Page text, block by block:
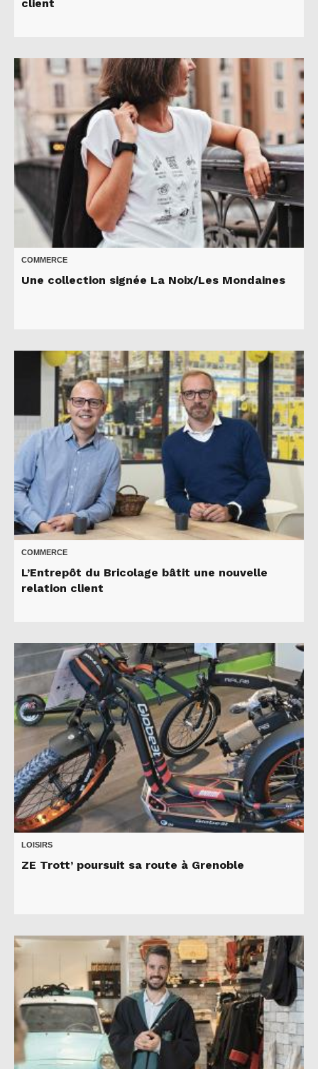
client
COMMERCE
Une collection signée La Noix/Les Mondaines
COMMERCE
L’Entrepôt du Bricolage bâtit une nouvelle
relation client
LOISIRS
ZE Trott’ poursuit sa route à Grenoble